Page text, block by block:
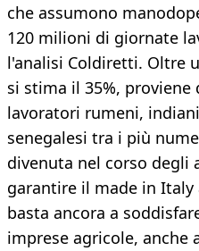
che assumono
120 milioni di giornate
l'analisi Coldiretti. Oltre
si stima il 35%, proviene
lavoratori rumeni,
senegalesi tra i più
divenuta nel corso degli
garantire il made in Italy
basta ancora a
imprese agricole, anche